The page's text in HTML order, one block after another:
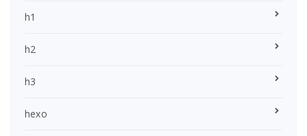
h1
h2
h3
hexo